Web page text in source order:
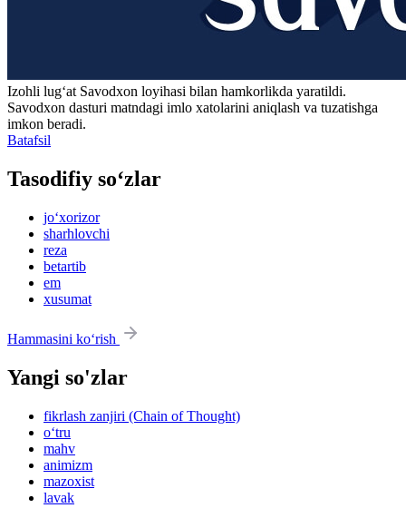
Izohli lugʻat Savodxon loyihasi bilan hamkorlikda yaratildi.
Savodxon dasturi matndagi imlo xatolarini aniqlash va tuzatishga
imkon beradi.
Batafsil
Tasodifiy so‘zlar
jo‘xorizor
sharhlovchi
reza
betartib
em
xusumat
Hammasini ko‘rish
Yangi so'zlar
fikrlash zanjiri (Chain of Thought)
o‘tru
mahv
animizm
mazoxist
lavak